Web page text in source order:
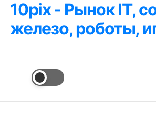
Перейти
содержимому
10pix - Рынок IT,
железо, роботы,